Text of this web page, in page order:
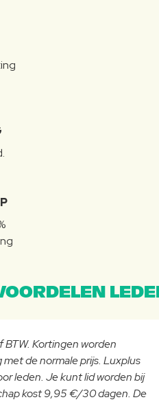
BTW. Kortingen worden
de normale prijs. Luxplus
leden. Je kunt lid worden bij
kost 9,95 €/30 dagen. De